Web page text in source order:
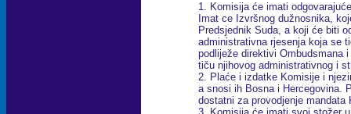
1. Komisija će imati
Imat ce Izvršnog dužnosnika,
Predsjednik Suda, a koji će biti
administrativna rjesenja koja se
podliježe direktivi Ombudsmana
tiču njihovog administrativnog i
2. Plaće i izdatke Komisije i
a snosi ih Bosna i Hercegovina.
dostatni za provodjenje mandata